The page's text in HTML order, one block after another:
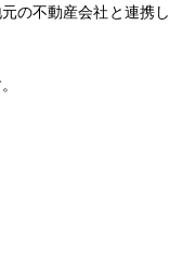
の不動産会社と連携し